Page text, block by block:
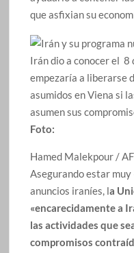
que asfixian su
Irán dio a conocer el 8
empezaría a liberarse
asumidos en Viena si
asumen sus
Foto:
Hamed Malekpour /
Asegurando estar
anuncios iraníes, la
«encarecidamente a
las actividades que
compromisos